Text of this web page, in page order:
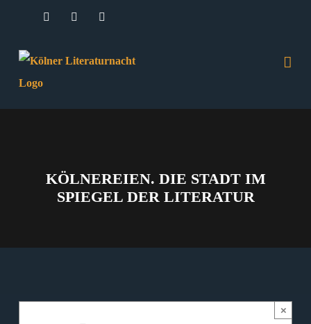
springen
FacebookInstagram
KÖLNEREIEN. DIE STADT IM
SPIEGEL DER LITERATUR
×